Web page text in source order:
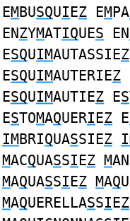
EMBUSQUIEZ EMPA
ENZYMATIQUES EN
ESQUIMAUTASSIEZ
ESQUIMAUTERIEZ
ESQUIMAUTIEZ ES
ESTOMAQUERIEZ E
IMBRIQUASSIEZ
MACQUASSIEZ M
MAQUASSIEZ MAQ
MAQUERELLASSIEZ